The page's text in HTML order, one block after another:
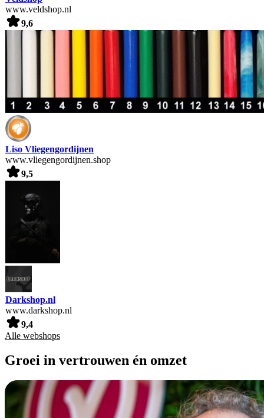
www.veldshop.nl
9,6
Liso Vliegengordijnen
www.vliegengordijnen.shop
9,5
Darkshop.nl
www.darkshop.nl
9,4
Alle webshops
Groei in vertrouwen én omzet